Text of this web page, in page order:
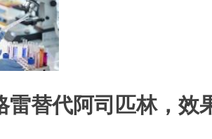
雷替代阿司匹林，效